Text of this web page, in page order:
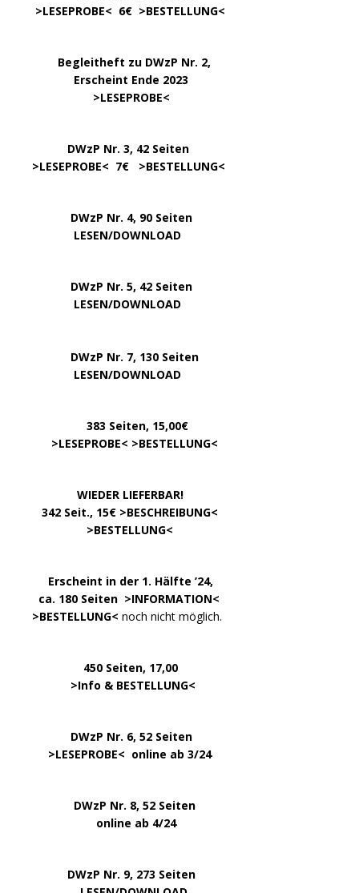
>LESEPROBE< 6€ >BESTELLUNG<
Begleitheft zu DWzP Nr. 2,
Erscheint Ende 2023
>LESEPROBE<
DWzP Nr. 3, 42 Seiten
>LESEPROBE< 7€ >BESTELLUNG<
DWzP Nr. 4, 90 Seiten
LESEN/DOWNLOAD
DWzP Nr. 5, 42 Seiten
LESEN/DOWNLOAD
DWzP Nr. 7, 130 Seiten
LESEN/DOWNLOAD
383 Seiten, 15,00€
>LESEPROBE< >BESTELLUNG<
WIEDER LIEFERBAR!
342 Seit., 15€ >BESCHREIBUNG<
>BESTELLUNG<
Erscheint in der 1. Hälfte ’24,
ca. 180 Seiten >INFORMATION<
>BESTELLUNG< noch nicht möglich.
450 Seiten, 17,00
>Info & BESTELLUNG<
DWzP Nr. 6, 52 Seiten
>LESEPROBE< online ab 3/24
DWzP Nr. 8, 52 Seiten
online ab 4/24
DWzP Nr. 9, 273 Seiten